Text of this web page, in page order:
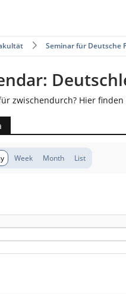
Seminar für Deutsche
zwischendurch? Hier
Week Month List